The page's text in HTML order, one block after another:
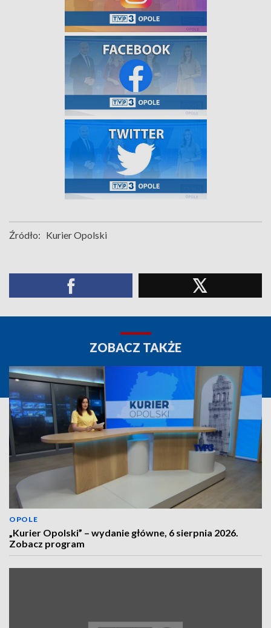
Źródło: Kurier Opolski
ZOBACZ TAKŻE
OPOLE
„Kurier Opolski” – wydanie główne, 6 sierpnia 2026.
Zobacz program